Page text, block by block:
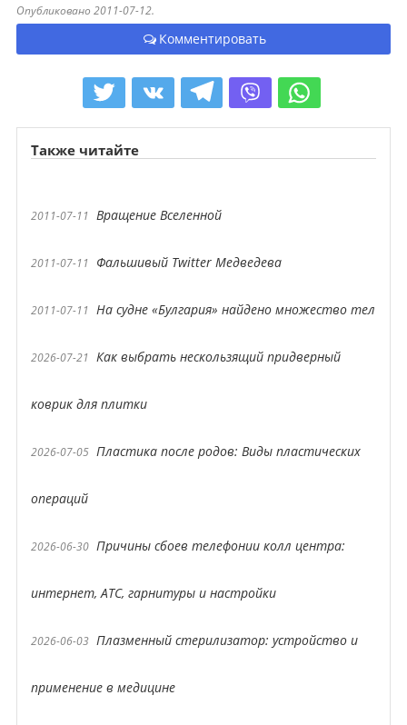
Опубликовано 2011-07-12.
Комментировать
Также читайте
2011-07-11 Вращение Вселенной
2011-07-11 Фальшивый Twitter Медведева
2011-07-11 На судне «Булгария» найдено множество тел
2026-07-21 Как выбрать нескользящий придверный
коврик для плитки
2026-07-05 Пластика после родов: Виды пластических
операций
2026-06-30 Причины сбоев телефонии колл центра:
интернет, АТС, гарнитуры и настройки
2026-06-03 Плазменный стерилизатор: устройство и
применение в медицине